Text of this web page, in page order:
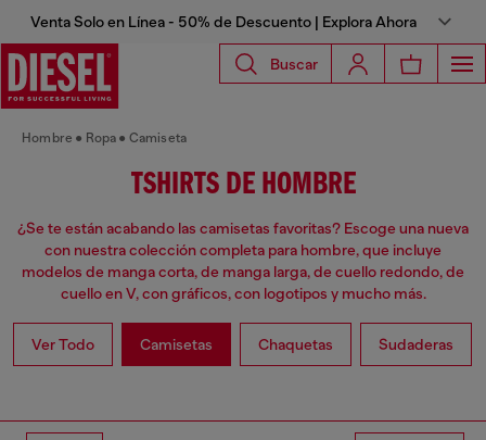
Venta Solo en Línea - 50% de Descuento | Explora Ahora
Buscar
Hombre Ropa Camiseta
TSHIRTS DE HOMBRE
¿Se te están acabando las camisetas favoritas? Escoge una nueva
con nuestra colección completa para hombre, que incluye
modelos de manga corta, de manga larga, de cuello redondo, de
cuello en V, con gráficos, con logotipos y mucho más.
Ver Todo Camisetas Chaquetas Sudaderas